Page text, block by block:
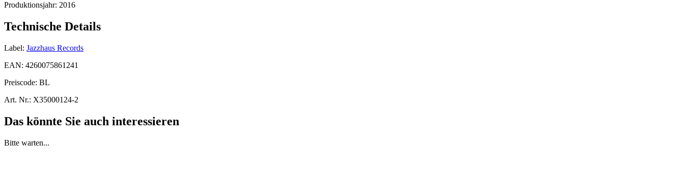
Produktionsjahr: 2016
Technische Details
Label: Jazzhaus Records
EAN: 4260075861241
Preiscode: BL
Art. Nr.: X35000124-2
Das könnte Sie auch interessieren
Bitte warten...